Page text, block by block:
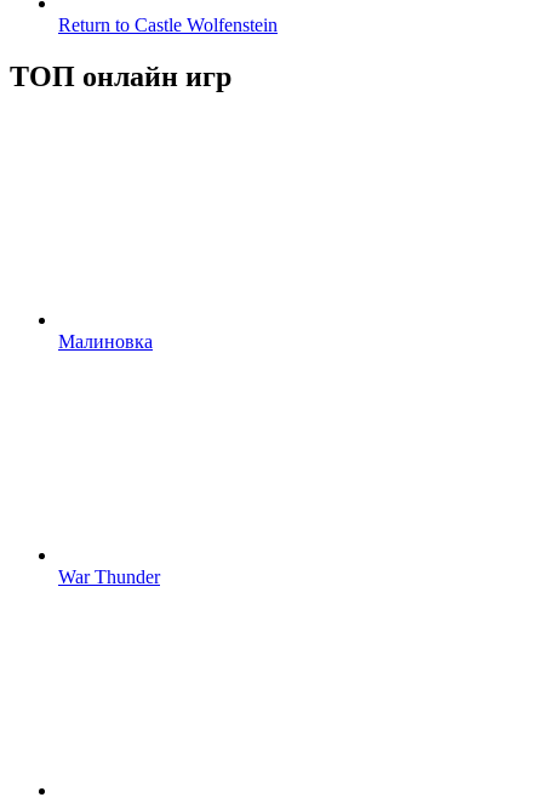
Return to Castle Wolfenstein
ТОП онлайн игр
Малиновка
War Thunder